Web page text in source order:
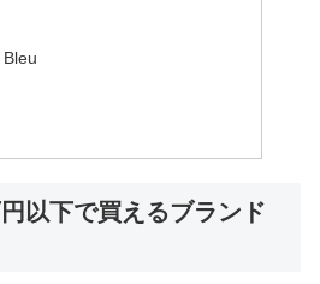
以下で買えるブランド